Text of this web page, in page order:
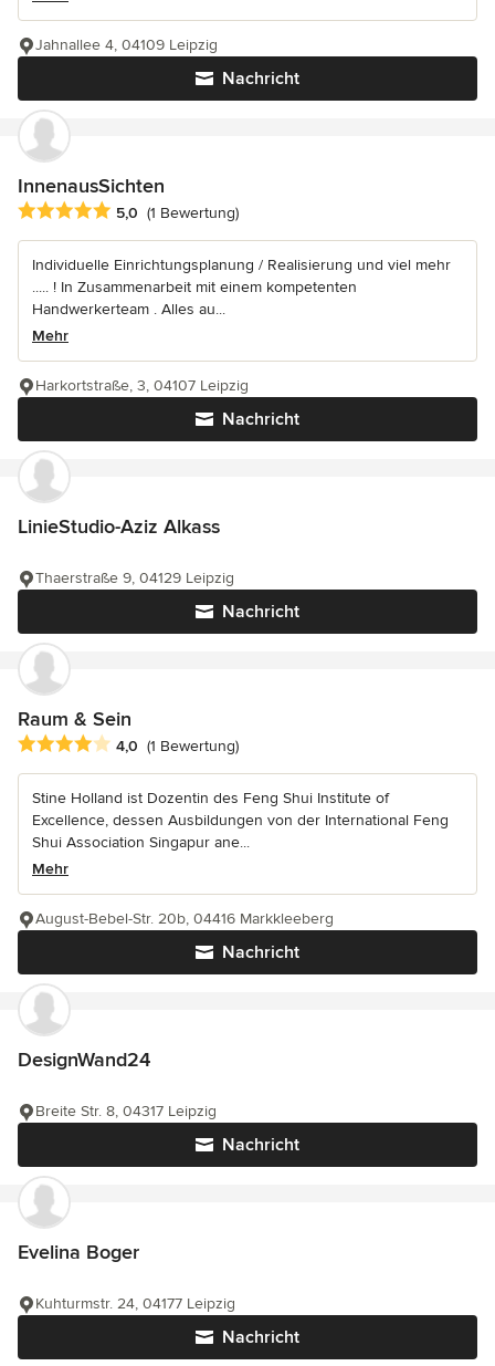
Nachricht
Jahnallee 4, 04109 Leipzig
InnenausSichten
Durchschnittliche Bewertung: 5 von 5 Sternen
5,0 (1 Bewertung)
Individuelle Einrichtungsplanung / Realisierung und viel mehr
..... ! In Zusammenarbeit mit einem kompetenten
Handwerkerteam . Alles au...
Mehr
Nachricht
Harkortstraße, 3, 04107 Leipzig
LinieStudio-Aziz Alkass
Nachricht
Thaerstraße 9, 04129 Leipzig
Raum & Sein
Durchschnittliche Bewertung: 4 von 5 Sternen
4,0 (1 Bewertung)
Stine Holland ist Dozentin des Feng Shui Institute of
Excellence, dessen Ausbildungen von der International Feng
Shui Association Singapur ane...
Mehr
Nachricht
August-Bebel-Str. 20b, 04416 Markkleeberg
DesignWand24
Nachricht
Breite Str. 8, 04317 Leipzig
Evelina Boger
Nachricht
Kuhturmstr. 24, 04177 Leipzig